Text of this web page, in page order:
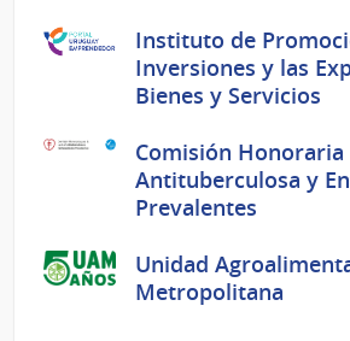
Instituto de
Inversiones y las
Bienes y Servicios
Comisión Honoraria
Antituberculosa y
Prevalentes
Unidad
Metropolitana